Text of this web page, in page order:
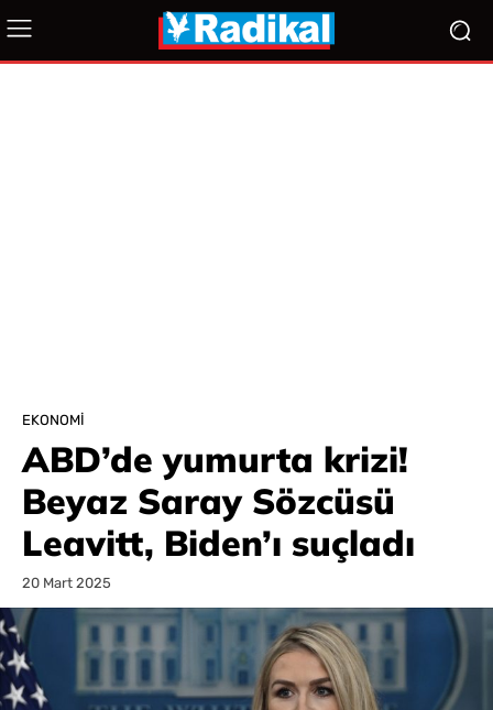
EKONOMI
ABD’de yumurta krizi!
Beyaz Saray Sözcüsü
Leavitt, Biden’ı suçladı
20 Mart 2025